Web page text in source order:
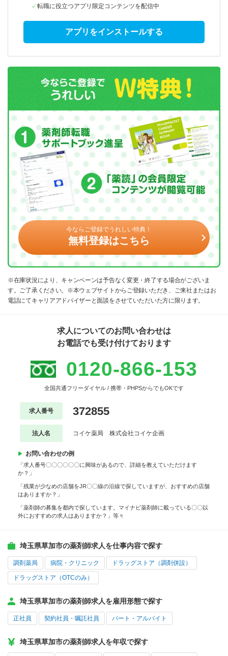
転職に役立つアプリ限定コンテンツを配信中
アプリをインストールする
今ならご登録でうれしい特典！
無料登録はこちら
※在庫状況により、キャンペーンは予告なく変更・終了する場合がございま
す。ご了承ください。※本ウェブサイトからご登録いただき、ご来社またはお
電話にてキャリアアドバイザーと面談をさせていただいた方に限ります。
求人についてのお問い合わせは
お電話でも受け付けております
0120-866-153
全国共通フリーダイヤル / 携帯・PHPSからでもOKです
求人番号 372855
法人名 コイケ薬局 株式会社コイケ企画
お問い合わせの例
「求人番号〇〇〇〇〇〇に興味があるので、詳細を教えていただけます
か？」
「残業が少なめの店舗をJR〇〇線の沿線で探していますが、おすすめの店舗
はありますか？」
「薬剤師の募集を都内で探しています。マイナビ薬剤師に載っている〇〇以
外におすすめの求人はありますか？」等々
埼玉県草加市の薬剤師求人を仕事内容で探す
調剤薬局 病院・クリニック ドラッグストア（調剤併設）
ドラッグストア（OTCのみ）
埼玉県草加市の薬剤師求人を雇用形態で探す
正社員 契約社員・嘱託社員 パート・アルバイト
埼玉県草加市の薬剤師求人を年収で探す